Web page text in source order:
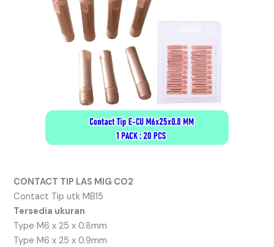
CONTACT TIP LAS MIG CO2
Contact Tip utk MB15
Tersedia ukuran
Type M6 x 25 x 0.8mm
Type M6 x 25 x 0.9mm